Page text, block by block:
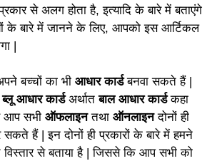
से अलग होता है, इत्यादि के बारे में बताएंगे
के बारे में जानने के लिए, आपको इस आर्टिकल
|
बच्चों का भी आधार कार्डबनवा सकते हैं |
ब्लू आधार कार्डअर्थात बाल आधार कार्डकहा
आप सभी ऑफलाइनतथा ऑनलाइनदोनों ही
हैं | इन दोनों ही प्रकारों के बारे में हमने
विस्तार से बताया है | जिससे कि आप सभी को